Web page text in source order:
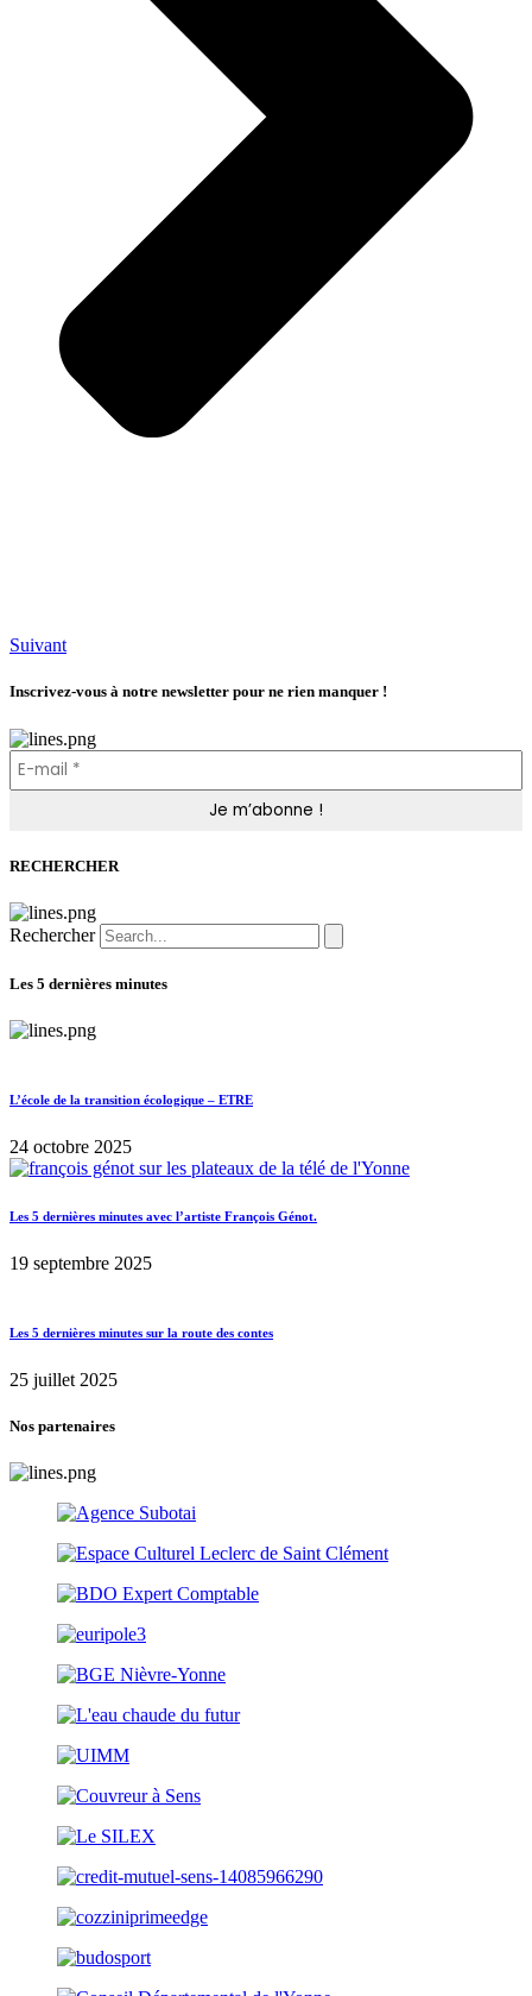
Suivant
Inscrivez-vous à notre newsletter pour ne rien manquer !
RECHERCHER
Rechercher
Les 5 dernières minutes
L’école de la transition écologique – ETRE
24 octobre 2025
Les 5 dernières minutes avec l’artiste François Génot.
19 septembre 2025
Les 5 dernières minutes sur la route des contes
25 juillet 2025
Nos partenaires